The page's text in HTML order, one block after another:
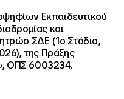
Εκπαιδευτικού
και
ΣΔΕ (1ο Στάδιο,
της Πράξης
ΟΠΣ 6003234.